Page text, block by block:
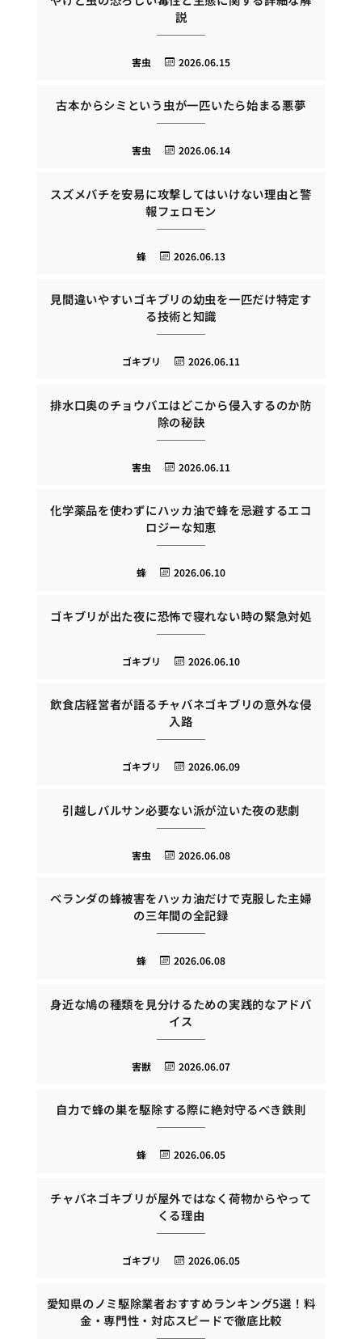
説
2026.06.15
害虫
古本からシミという虫が一匹いたら始まる悪夢
2026.06.14
害虫
スズメバチを安易に攻撃してはいけない理由と警
報フェロモン
2026.06.13
蜂
見間違いやすいゴキブリの幼虫を一匹だけ特定す
る技術と知識
2026.06.11
ゴキブリ
排水口奥のチョウバエはどこから侵入するのか防
除の秘訣
2026.06.11
害虫
化学薬品を使わずにハッカ油で蜂を忌避するエコ
ロジーな知恵
2026.06.10
蜂
ゴキブリが出た夜に恐怖で寝れない時の緊急対処
2026.06.10
ゴキブリ
飲食店経営者が語るチャバネゴキブリの意外な侵
入路
2026.06.09
ゴキブリ
引越しバルサン必要ない派が泣いた夜の悲劇
2026.06.08
害虫
ベランダの蜂被害をハッカ油だけで克服した主婦
の三年間の全記録
2026.06.08
蜂
身近な鳩の種類を見分けるための実践的なアドバ
イス
2026.06.07
害獣
自力で蜂の巣を駆除する際に絶対守るべき鉄則
2026.06.05
蜂
チャバネゴキブリが屋外ではなく荷物からやって
くる理由
2026.06.05
ゴキブリ
愛知県のノミ駆除業者おすすめランキング5選！料
金・専門性・対応スピードで徹底比較